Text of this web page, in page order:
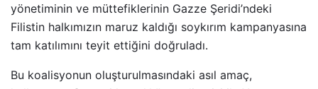
yönetiminin ve müttefiklerinin Gazze Şeridi’ndeki
Filistin halkımızın maruz kaldığı soykırım kampanyasına
tam katılımını teyit ettiğini doğruladı.
Bu koalisyonun oluşturulmasındaki asıl amaç,